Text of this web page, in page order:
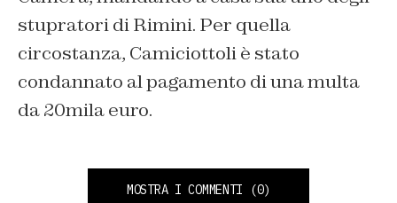
stupratori di Rimini. Per quella
circostanza, Camiciottoli è stato
condannato al pagamento di una multa
da 20mila euro.
MOSTRA I COMMENTI (0)